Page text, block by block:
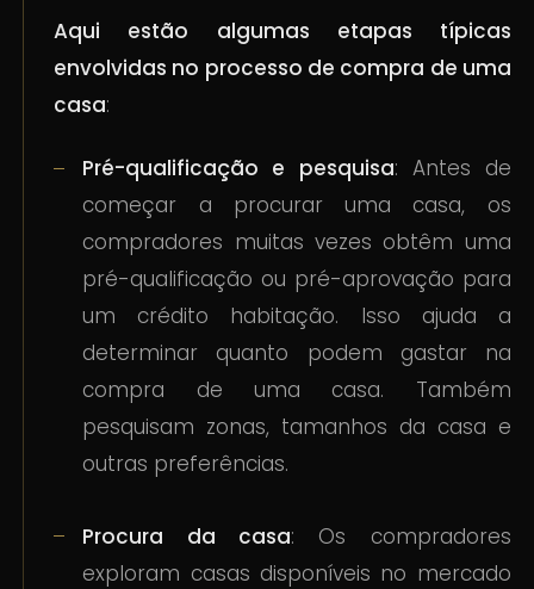
Aqui estão algumas etapas típicas
envolvidas no processo de compra de uma
casa:
Pré-qualificação e pesquisa: Antes de
começar a procurar uma casa, os
compradores muitas vezes obtêm uma
pré-qualificação ou pré-aprovação para
um crédito habitação. Isso ajuda a
determinar quanto podem gastar na
compra de uma casa. Também
pesquisam zonas, tamanhos da casa e
outras preferências.
Procura da casa: Os compradores
exploram casas disponíveis no mercado